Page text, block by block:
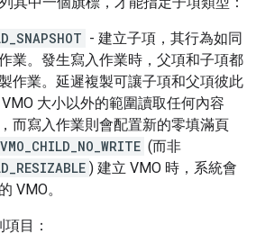
- 建立子項，其行為如同
業。發生寫入作業時，父項和子項都
作業。延遲複製可讓子項和父項彼此
大小以外的範圍讀取任何內容
而寫入作業則會配置新的零填滿頁
(而非
) 建立 VMO 時，系統會
VMO。
目：